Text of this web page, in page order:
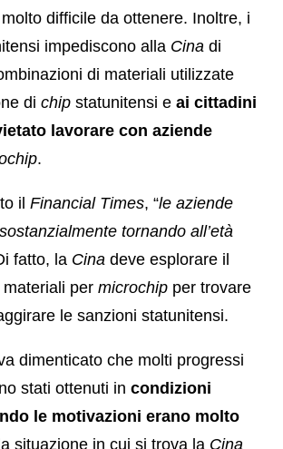
difficile da ottenere. Inoltre, i
impediscono alla Cina di
di materiali utilizzate
di chip statunitensi e ai cittadini
lavorare con aziende
.
il Financial Times, “le aziende
tornando all’età
fatto, la Cina deve esplorare il
per microchip per trovare
le sanzioni statunitensi.
dimenticato che molti progressi
stati ottenuti in condizioni
le motivazioni erano molto
situazione in cui si trova la Cina